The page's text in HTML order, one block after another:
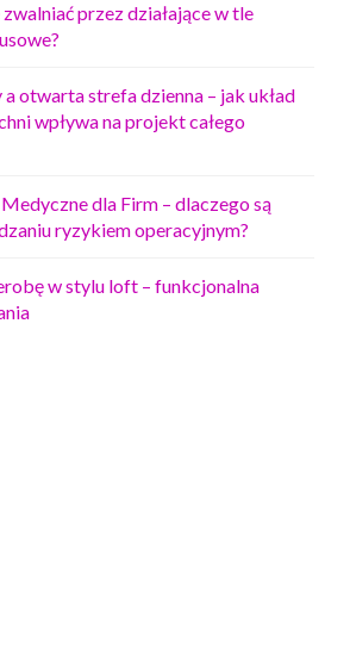
przez działające w tle
otwarta strefa dzienna – jak układ
wpływa na projekt całego
dla Firm – dlaczego są
ryzykiem operacyjnym?
w stylu loft – funkcjonalna